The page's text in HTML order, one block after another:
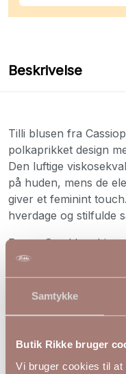
Samtykke
Butik Rikke bruger
Vi bruger cookies til
Beskrivelse
Tilli blusen fra
polkaprikket design
Den luftige
på huden, mens de
giver et feminint
hverdage og stilfulde
Farve: Sand kombi
Bryst
120
Længde
72